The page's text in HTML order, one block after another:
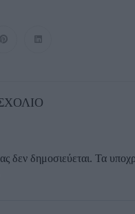
δεν δημοσιεύεται. Τα